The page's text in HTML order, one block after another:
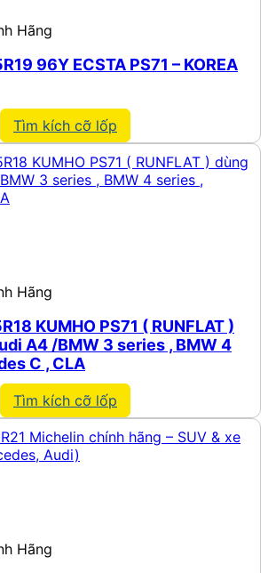
Hãng
96Y ECSTA PS71 – KOREA
Tìm kích cỡ lốp
Hãng
KUMHO PS71 ( RUNFLAT )
A4 /BMW 3 series , BMW 4
C , CLA
Tìm kích cỡ lốp
Hãng